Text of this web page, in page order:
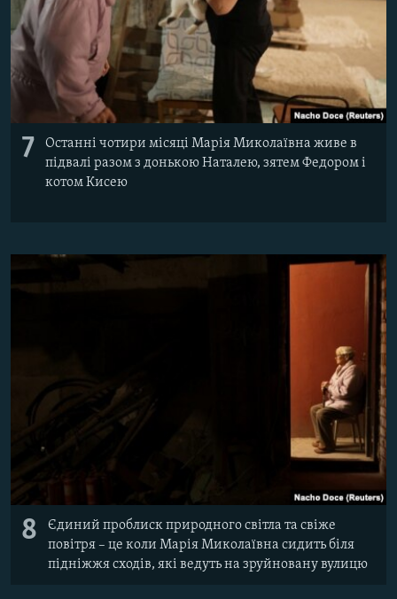
7
Останні чотири місяці Марія Миколаївна живе в
підвалі разом з донькою Наталею, зятем Федором і
котом Кисею
8
Єдиний проблиск природного світла та свіже
повітря – це коли Марія Миколаївна сидить біля
підніжжя сходів, які ведуть на зруйновану вулицю